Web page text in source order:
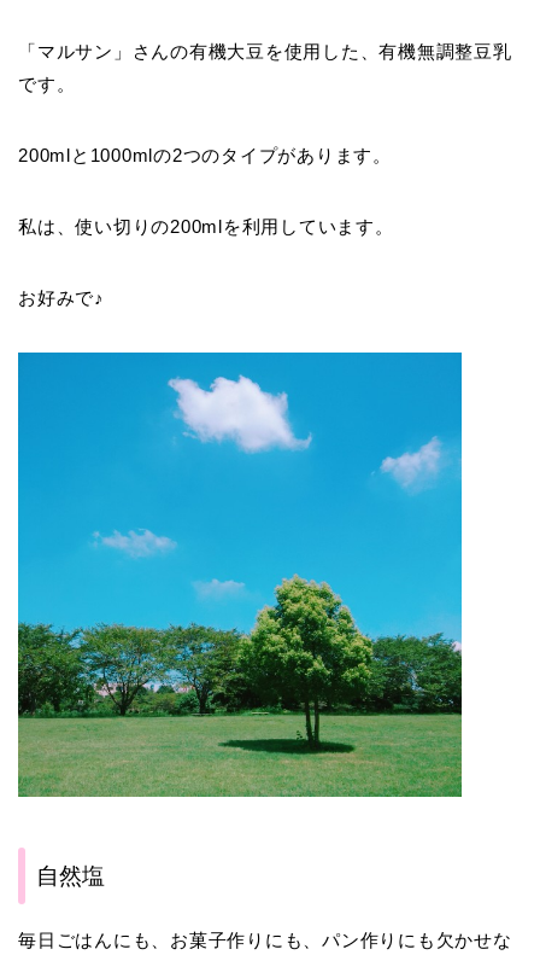
「マルサン」さんの有機大豆を使用した、有機無調整豆乳
です。
200mlと1000mlの2つのタイプがあります。
私は、使い切りの200mlを利用しています。
お好みで♪
自然塩
毎日ごはんにも、お菓子作りにも、パン作りにも欠かせな